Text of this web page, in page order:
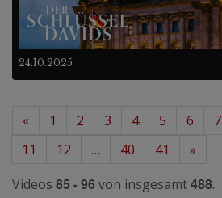
24.10.2025
« 1 2 3 4 5 6 7
11
12 … 40 41
»
Videos 85 - 96 von insgesamt488.